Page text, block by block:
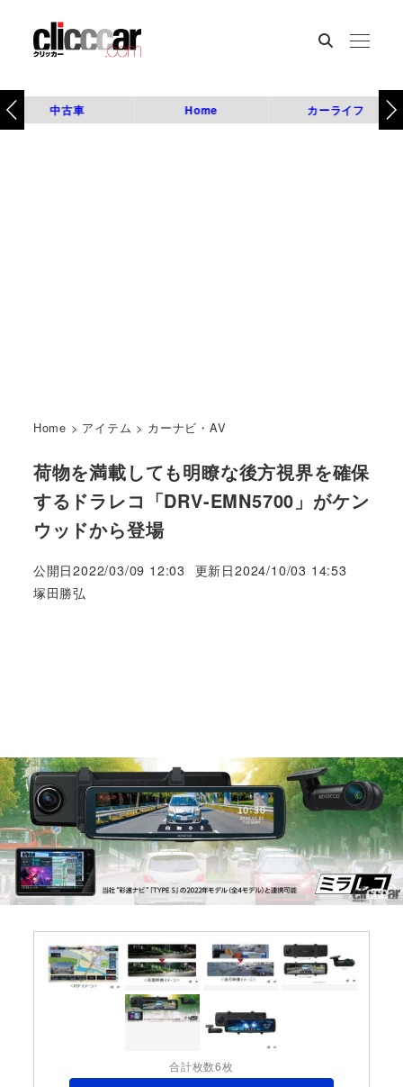
中古車 Home カーライフ
Home > アイテム > カーナビ・AV
荷物を満載しても明瞭な後方視界を確保
するドラレコ「DRV-EMN5700」がケン
ウッドから登場
公開日2022/03/09 12:03 更新日2024/10/03 14:53
著
塚田勝弘
合計枚数6枚